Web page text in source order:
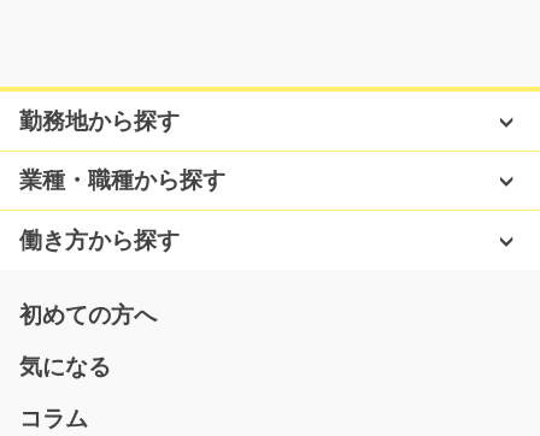
【NEW案件】大手企業で安心！営業事務！/g02_0
0239
【全国に営業所や工場を構える大手企業で営業事務のお
仕事】最初は電話の…
長期（3ヶ月以上）
埼玉県北足立郡伊奈町
勤務地から探す
業種・職種から探す
働き方から探す
初めての方へ
気になる
コラム